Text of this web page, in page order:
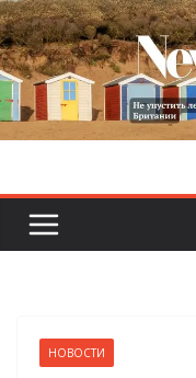
Skip
to
content
НОВОСТИ